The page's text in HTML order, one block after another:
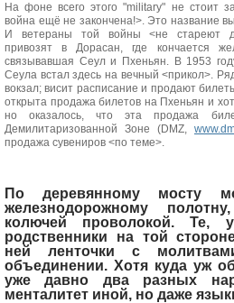
На фоне всего этого "military" не стоит
война ещё не закончена!>. Это название
И ветераны той войны <не стареют
привозят в Дорасан, где кончается
связывавшая Сеул и Пхеньян. В 1953
Сеула встал здесь на вечный <прикол>.
вокзал; висит расписание и продают
открыта продажа билетов на Пхеньян и
но оказалось, что эта продажа
Демилитаризованной Зоне (DMZ,
продажа сувениров <по теме>.
По деревянному мосту
железнодорожному
колючей проволокой. Те,
родственники на той
ней ленточки с
объединении. Хотя куда уж
уже давно два разных
менталитет иной, но даже